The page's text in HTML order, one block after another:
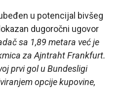
u potencijal bivšeg
dugoročni ugovor
sa 1,89 metara već je
za Ajntraht Frankfurt.
prvi gol u Bundesligi
opcije kupovine,